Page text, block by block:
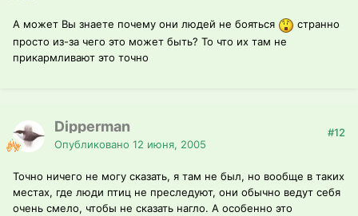
А может Вы знаете почему они людей не бояться
странно
просто из-за чего это может быть? То что их там не
прикармливают это точно
Dipperman
Опубликовано 12 июня, 2005
#12
Точно ничего не могу сказать, я там не был, но вообще в таких
местах, где люди птиц не преследуют, они обычно ведут себя
очень смело, чтобы не сказать нагло. А особенно это